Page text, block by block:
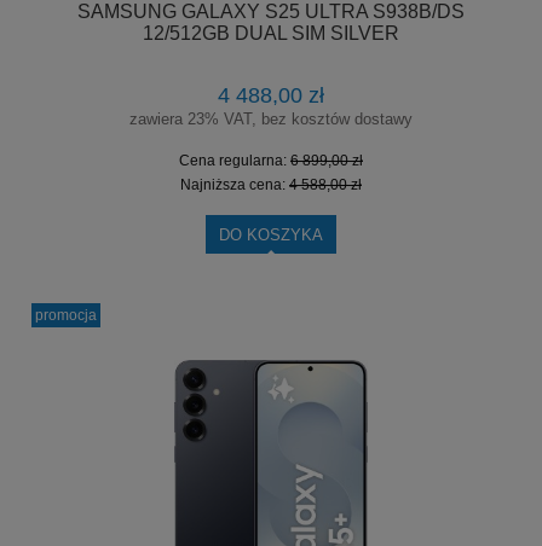
SAMSUNG GALAXY S25 ULTRA S938B/DS
12/512GB DUAL SIM SILVER
4 488,00 zł
zawiera 23% VAT, bez kosztów dostawy
Cena regularna: 6 899,00 zł
Najniższa cena: 4 588,00 zł
DO KOSZYKA
promocja